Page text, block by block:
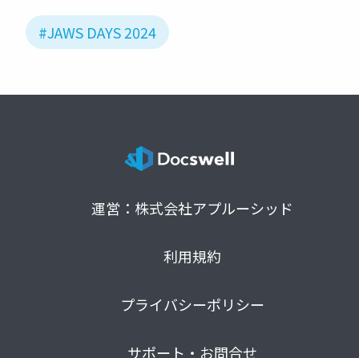
#JAWS DAYS 2024
運営：株式会社アプルーシッド
利用規約
プライバシーポリシー
サポート・お問合せ